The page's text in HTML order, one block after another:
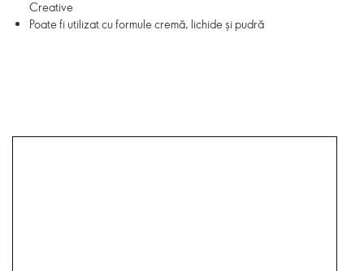
Creative
Poate fi utilizat cu formule cremă, lichide și pudră